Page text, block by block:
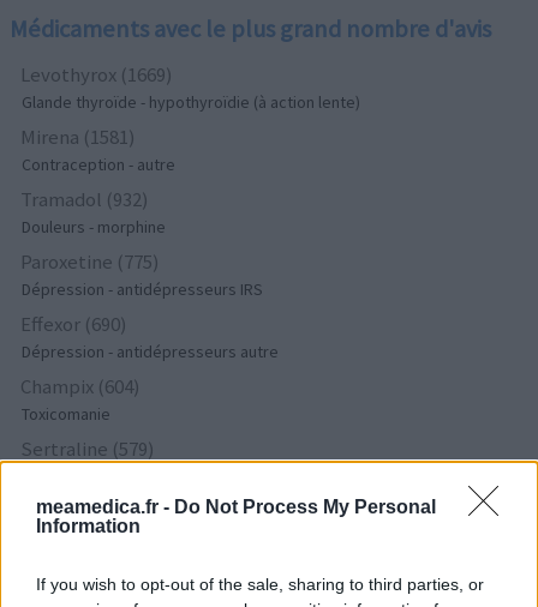
meamedica.fr - Do Not Process My Personal
Information
If you wish to opt-out of the sale, sharing to third parties, or
Médicaments avec le plus grand nombre d'avis
Levothyrox (1669)
Glande thyroïde - hypothyroïdie (à action lente)
Mirena (1581)
Contraception - autre
Tramadol (932)
Douleurs - morphine
Paroxetine (775)
Dépression - antidépresseurs IRS
Effexor (690)
Dépression - antidépresseurs autre
Champix (604)
Toxicomanie
Sertraline (579)
Lyrica (572)
Epilepsie
Simvastatine (510)
Cholestérol